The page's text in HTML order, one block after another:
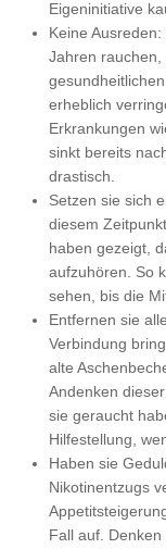
Eigeninitiative
Keine
Jahren rauchen,
erheblich
Erkrankungen
sinkt bereits
drastisch.
Setzen sie sich
diesem
haben gezeigt,
aufzuhören. So
sehen, bis die
Entfernen sie
Verbindung
alte
Andenken
sie geraucht
Hilfestellung,
Haben sie
Nikotinentzugs
Fall auf.